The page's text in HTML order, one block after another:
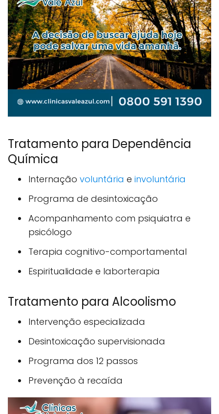
Tratamento para Dependência
Química
Internação voluntária e involuntária
Programa de desintoxicação
Acompanhamento com psiquiatra e
psicólogo
Terapia cognitivo-comportamental
Espiritualidade e laborterapia
Tratamento para Alcoolismo
Intervenção especializada
Desintoxicação supervisionada
Programa dos 12 passos
Prevenção à recaída